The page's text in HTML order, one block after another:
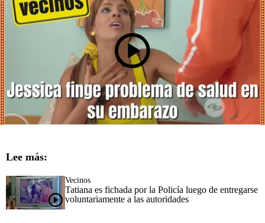
Lee más:
Vecinos
Tatiana es fichada por la Policía luego de entregarse
voluntariamente a las autoridades